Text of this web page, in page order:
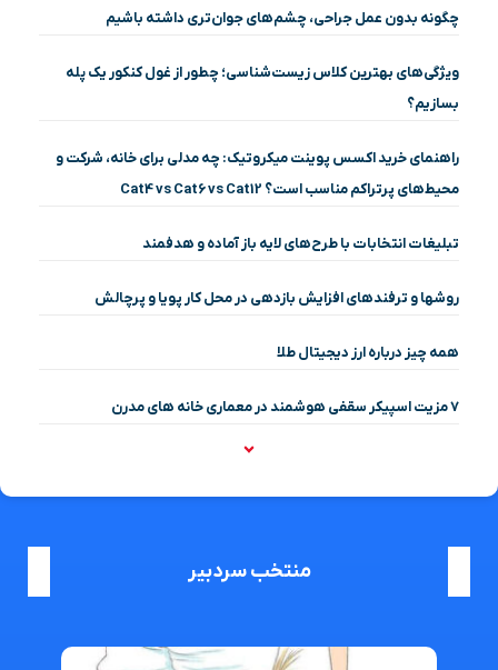
چگونه بدون عمل جراحی، چشم‌های جوان‌تری داشته باشیم
ویژگی‌های بهترین کلاس زیست‌شناسی؛ چطور از غول کنکور یک پله
بسازیم؟
راهنمای خرید اکسس پوینت میکروتیک: چه مدلی برای خانه، شرکت و
محیط‌های پرتراکم مناسب است؟ Cat4 vs Cat6 vs Cat12
تبلیغات انتخابات با طرح‌های لایه باز آماده و هدفمند
روشها و ترفندهای افزایش بازدهی در محل کار پویا و پرچالش
همه چیز درباره ارز دیجیتال طلا
۷ مزیت اسپیکر سقفی هوشمند در معماری خانه‌ های مدرن
منتخب سردبیر